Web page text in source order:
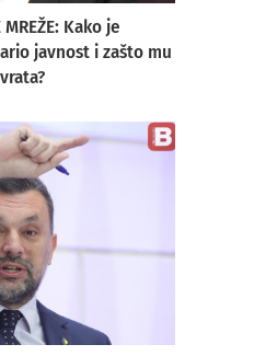
MREŽE: Kako je
javnost i zašto mu